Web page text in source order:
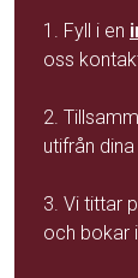
1. Fyll i en
oss
2.
utifrån
3. Vi tittar
och bokar